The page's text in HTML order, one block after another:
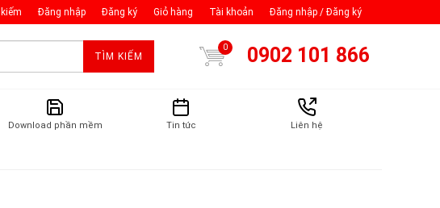
Đăng nhập Đăng ký Giỏ hàng Tài khoản Đăng nhập / Đăng ký
TÌM KIẾM
0 0902 101 866
Download phần mềm Tin tức Liên hệ